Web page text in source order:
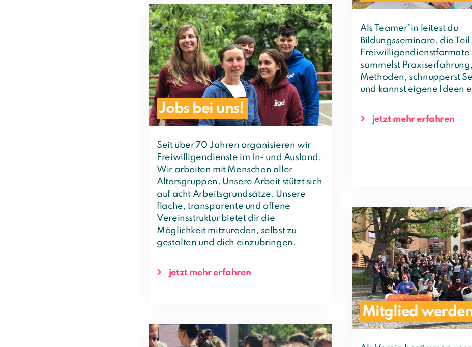
Jobs bei uns!
Seit über 70 Jahren organisieren wir
Freiwilligendienste im In- und Ausland.
Wir arbeiten mit Menschen aller
Altersgruppen. Unsere Arbeit stützt sich
auf acht Arbeitsgrundsätze. Unsere
flache, transparente und offene
Vereinsstruktur bietet dir die
Möglichkeit mitzureden, selbst zu
gestalten und dich einzubringen.
jetzt mehr erfahren
Als Teamer*in leitest du
Bildungsseminare, die
Freiwilligendienstformate
sammelst
Methoden, schnupperst
und kannst eigene Ideen
jetzt mehr erfahren
Mitglied